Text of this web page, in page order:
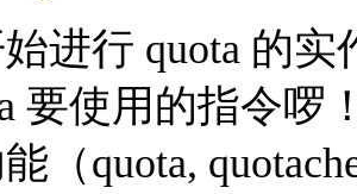
进行 quota 的
要使用的指令啰
（quota,